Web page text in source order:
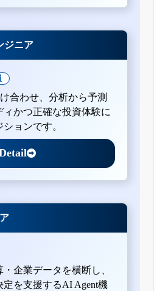
ジニア
合わせ、分析から予測
ィかつ正確な投資体験に
ョンです。
企業データを横断し、
定を支援するAI Agent機